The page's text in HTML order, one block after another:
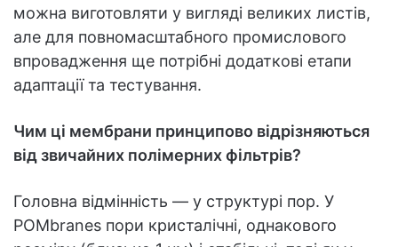
можна виготовляти у вигляді великих листів,
але для повномасштабного промислового
впровадження ще потрібні додаткові етапи
адаптації та тестування.
Чим ці мембрани принципово відрізняються
від звичайних полімерних фільтрів?
Головна відмінність — у структурі пор. У
POMbranes пори кристалічні, однакового